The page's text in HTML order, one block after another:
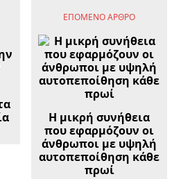
ΕΠΌΜΕΝΟ ΆΡΘΡΟ
Η μικρή συνήθεια
που εφαρμόζουν οι
άνθρωποι με υψηλή
αυτοπεποίθηση κάθε
πρωί